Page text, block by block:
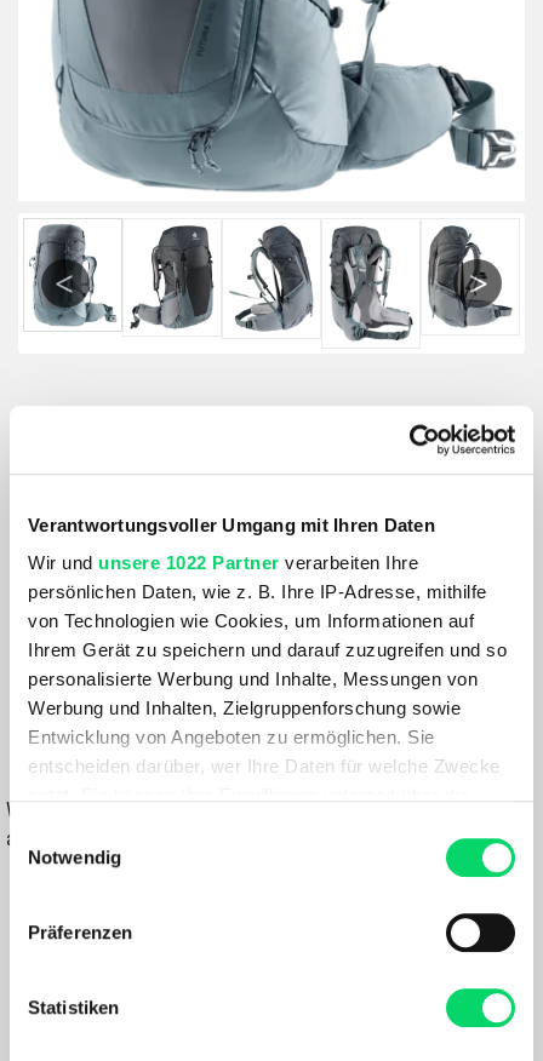
Verantwortungsvoller Umgang mit Ihren Daten
Wir und unsere 1022 Partner verarbeiten Ihre
persönlichen Daten, wie z. B. Ihre IP-Adresse, mithilfe
von Technologien wie Cookies, um Informationen auf
Ihrem Gerät zu speichern und darauf zuzugreifen und so
personalisierte Werbung und Inhalte, Messungen von
Werbung und Inhalten, Zielgruppenforschung sowie
Entwicklung von Angeboten zu ermöglichen. Sie
entscheiden darüber, wer Ihre Daten für welche Zwecke
Trigger Symbol ändern oder widerrufen
Informationen über Ihre geografische Lage
können
Einwilligungsauswahl
Notwendig
Präferenzen
Statistiken
Previous Next
24 LITER
Farbe:
FARBE VARIANTE WÄHLEN
174,99 €
122,49 €
IN DEN WARENKORB
Wähle eine Variante aus, um die Verfügbarkeit in unseren Filialen
anzuzeigen
BESCHREIBUNG